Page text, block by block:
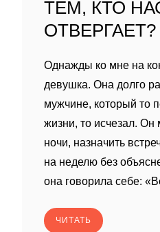
ТЕМ, КТО
ОТВЕРГАЕТ?
Однажды ко мне на
девушка. Она долго
мужчине, который то
жизни, то исчезал. Он
ночи, назначить
на неделю без
она говорила себе:
ЧИТАТЬ